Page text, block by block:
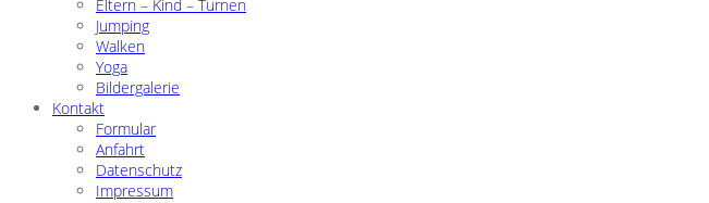
Eltern – Kind – Turnen
Jumping
Walken
Yoga
Bildergalerie
Kontakt
Formular
Anfahrt
Datenschutz
Impressum